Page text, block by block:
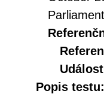
Popis testu: